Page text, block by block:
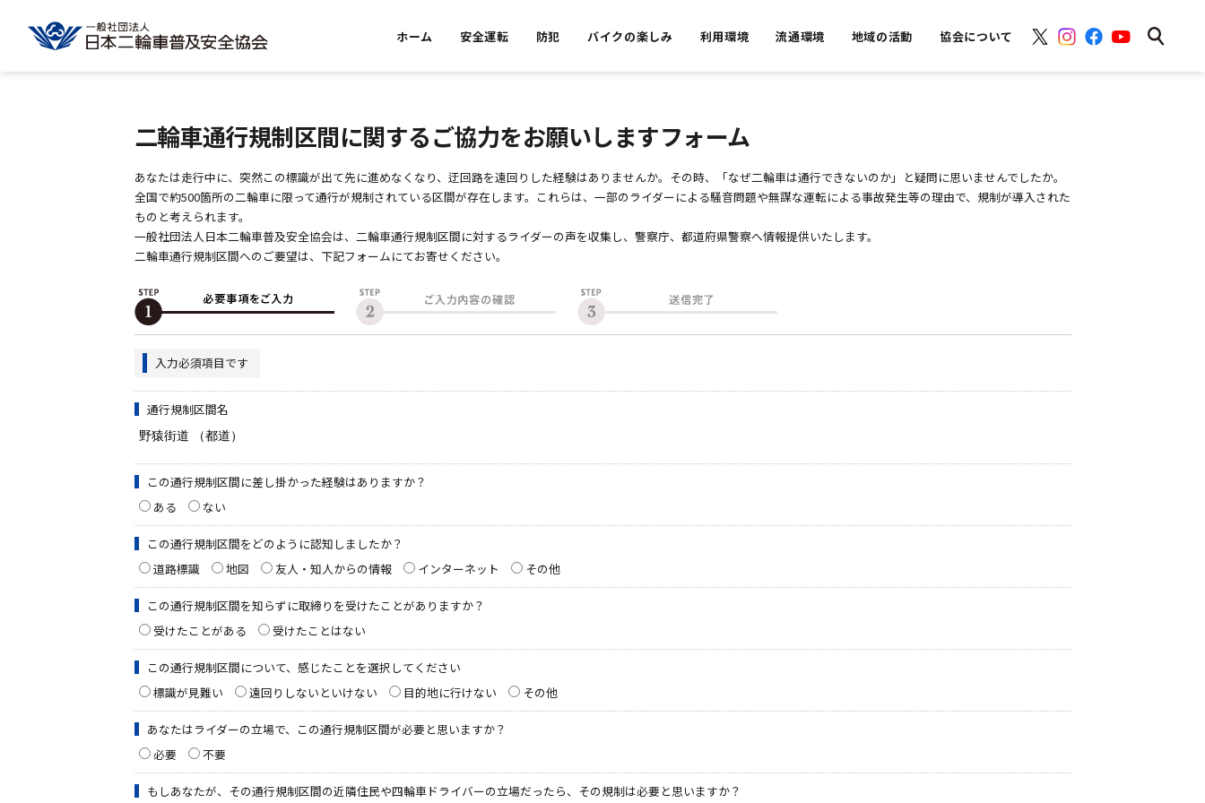
ホーム 安全運転 防犯 バイクの楽しみ 利用環境 流通環境 地域の活動 協会について
二輪車通行規制区間に関するご協力をお願いしますフォーム
あなたは走行中に、突然この標識が出て先に進めなくなり、迂回路を遠回りした経験はありませんか。その時、「なぜ二輪車は通行できないのか」と疑問に思いませんでしたか。
全国で約500箇所の二輪車に限って通行が規制されている区間が存在します。これらは、一部のライダーによる騒音問題や無謀な運転による事故発生等の理由で、規制が導入された
ものと考えられます。
一般社団法人日本二輪車普及安全協会は、二輪車通行規制区間に対するライダーの声を収集し、警察庁、都道府県警察へ情報提供いたします。
二輪車通行規制区間へのご要望は、下記フォームにてお寄せください。
入力必須項目です
通行規制区間名
この通行規制区間に差し掛かった経験はありますか？
ある
ない
この通行規制区間をどのように認知しましたか？
道路標識
地図 友人・知人からの情報 インターネット その他
この通行規制区間を知らずに取締りを受けたことがありますか？
受けたことがある
受けたことはない
この通行規制区間について、感じたことを選択してください
標識が見難い
遠回りしないといけない 目的地に行けない その他
あなたはライダーの立場で、この通行規制区間が必要と思いますか？
必要
不要
もしあなたが、その通行規制区間の近隣住民や四輪車ドライバーの立場だったら、その規制は必要と思いますか？